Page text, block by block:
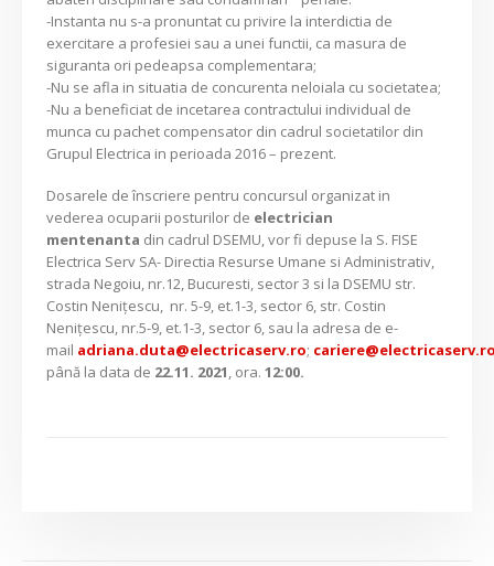
-Instanta nu s-a pronuntat cu privire la interdictia de
exercitare a profesiei sau a unei functii, ca masura de
siguranta ori pedeapsa complementara;
-Nu se afla in situatia de concurenta neloiala cu societatea;
-Nu a beneficiat de incetarea contractului individual de
munca cu pachet compensator din cadrul societatilor din
Grupul Electrica in perioada 2016 – prezent.
Dosarele de înscriere pentru concursul organizat in
vederea ocuparii posturilor de electrician
mentenanta din cadrul DSEMU, vor fi depuse la S. FISE
Electrica Serv SA- Directia Resurse Umane si Administrativ,
strada Negoiu, nr.12, Bucuresti, sector 3 si la DSEMU str.
Costin Neniţescu, nr. 5-9, et.1-3, sector 6, str. Costin
Neniţescu, nr.5-9, et.1-3, sector 6, sau la adresa de e-
mail adriana.duta@electricaserv.ro;
până la data de 22.11. 2021, ora.12:00.